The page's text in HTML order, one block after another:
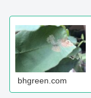
bhgreen.com